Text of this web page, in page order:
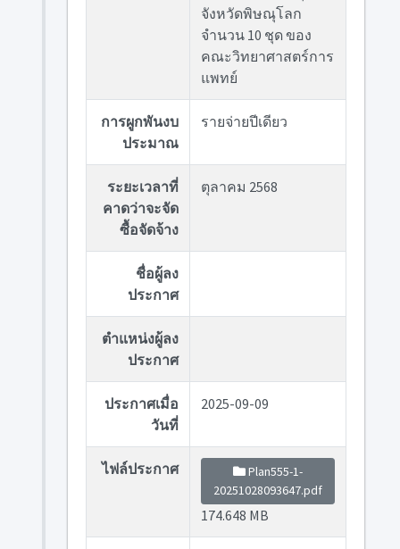
จังหวัดพิษณุโลก
จำนวน 10 ชุด ของ
คณะวิทยาศาสตร์การ
แพทย์
การผูกพันงบ
ประมาณ
รายจ่ายปีเดียว
ระยะเวลาที่
คาดว่าจะจัด
ซื้อจัดจ้าง
ตุลาคม 2568
ชื่อผู้ลง
ประกาศ
ตำแหน่งผู้ลง
ประกาศ
ประกาศเมื่อ
วันที่
2025-09-09
ไฟล์ประกาศ
Plan555-1-
20251028093647.pdf
174.648 MB